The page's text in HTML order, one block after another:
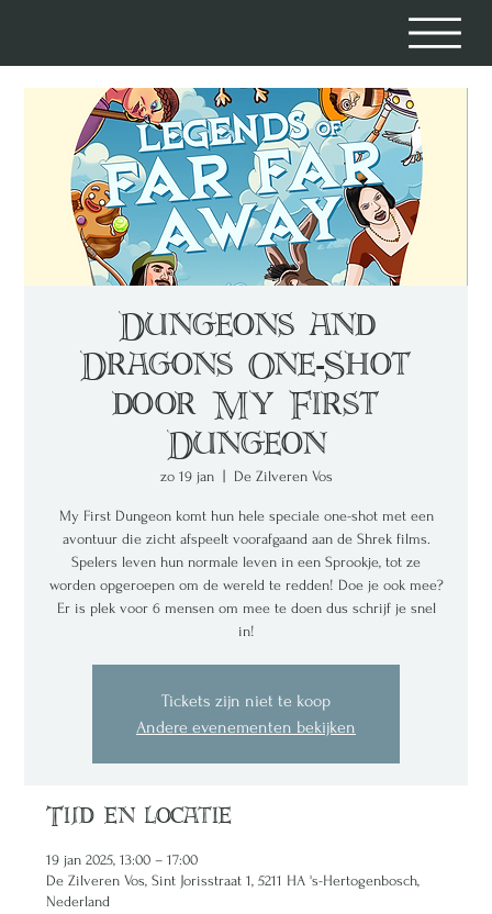
Dungeons and
Dragons One-Shot
door My First
Dungeon
zo 19 jan
  |
De Zilveren Vos
My First Dungeon komt hun hele speciale one-shot met een
avontuur die zicht afspeelt voorafgaand aan de Shrek films.
Spelers leven hun normale leven in een Sprookje, tot ze
worden opgeroepen om de wereld te redden! Doe je ook mee?
Er is plek voor 6 mensen om mee te doen dus schrijf je snel
in!
Tickets zijn niet te koop
Andere evenementen bekijken
Tijd en locatie
19 jan 2025, 13:00 – 17:00
De Zilveren Vos, Sint Jorisstraat 1, 5211 HA 's-Hertogenbosch,
Nederland